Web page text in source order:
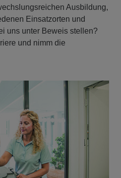
Ausbildung,
Einsatzorten und
uns unter Beweis stellen?
und nimm die